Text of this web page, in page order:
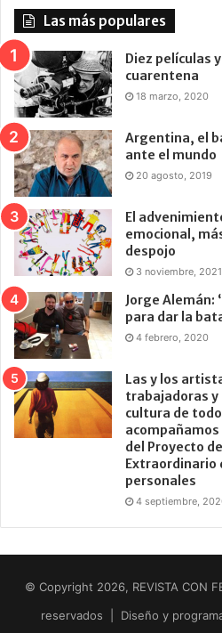
Las más populares
Diez películas
cuarentena
18 marzo, 2020
Argentina, el
ante el mundo
20 agosto, 2019
El
emocional,
despojo
3 noviembre, 2021
Jorge Alemán:
para dar la
4 febrero, 2020
Las y los
trabajadoras y
cultura de
del Proyecto
Extraordinario
personales
4 septiembre,
© Copyright 2026, REVISTA CON
reservados | Diseño y